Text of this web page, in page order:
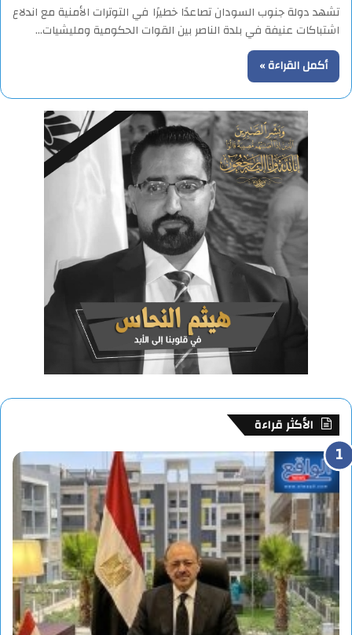
تشهد دولة جنوب السودان تصاعدًا خطيرًا في التوترات الأمنية مع اندلاع
اشتباكات عنيفة في بلدة الناصر بين القوات الحكومية ومليشيات…
أكمل القراءة »
الأكثر قراءة